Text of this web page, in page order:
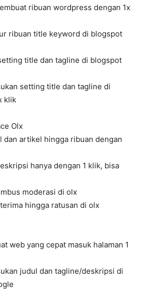
ribuan wordpress dengan 1x
ribuan title keyword di blogspot
title dan tagline di blogspot
setting title dan tagline di
klik
Olx
dan artikel hingga ribuan dengan
hanya dengan 1 klik, bisa
moderasi di olx
hingga ratusan di olx
web yang cepat masuk halaman 1
judul dan tagline/deskripsi di